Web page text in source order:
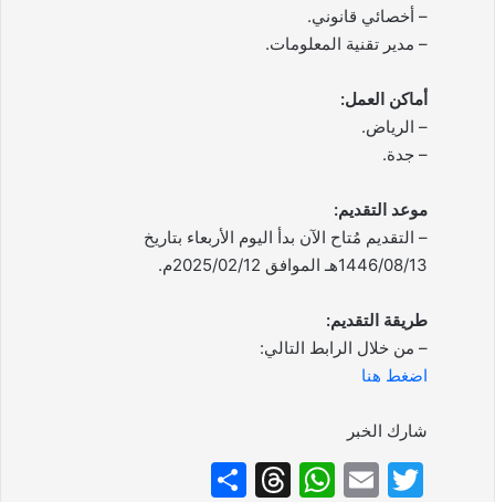
– أخصائي قانوني.
– مدير تقنية المعلومات.
أماكن العمل:
– الرياض.
– جدة.
موعد التقديم:
– التقديم مُتاح الآن بدأ اليوم الأربعاء بتاريخ
1446/08/13هـ الموافق 2025/02/12م.
طريقة التقديم:
– من خلال الرابط التالي:
اضغط هنا
شارك الخبر
T
E
W
T